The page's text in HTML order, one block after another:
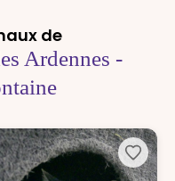
de
Ardennes -